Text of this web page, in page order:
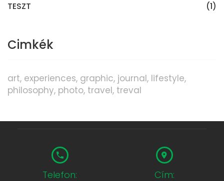
TESZT
(1)
Cimkék
art experiences graphic journal lifestyle
philosophy photo travel treval
Telefon: Cím: